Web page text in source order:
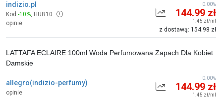
indizio.pl
Kod -10%, HUB10
opinie
144.99 zł
1.45 zł/ml
z dostawą: 154.98 zł
0.00%
allegro(indizio-perfumy)
opinie
LATTAFA ECLAIRE 100ml Woda Perfumowana Zapach Dla Kobiet
Damskie
144.99 zł
1.45 zł/ml
0.00%